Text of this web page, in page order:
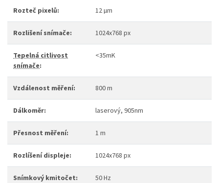
Rozteč pixelů: 12 µm
Rozlišení snímače: 1024x768 px
Tepelná citlivost
snímače:
<35mK
Vzdálenost měření: 800 m
Dálkoměr: laserový, 905nm
Přesnost měření: 1 m
Rozlíšení displeje: 1024x768 px
Snímkový kmitočet: 50 Hz